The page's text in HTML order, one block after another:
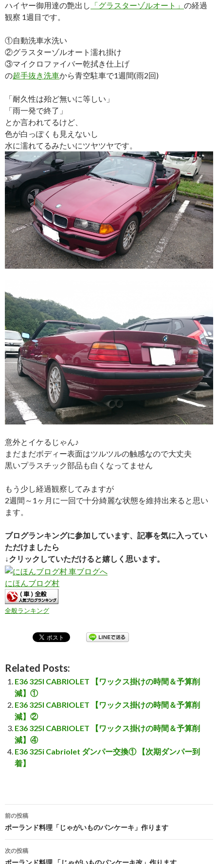
ハイヤー御用達の艶出し 「グラスターゾルオート」 の経過
観察 1週目です。
①自動洗車水洗い
②グラスターゾルオート濡れ掛け
③マイクロファイバー乾拭き仕上げ
の超手抜き洗車から青空駐車で1週間(雨2回)
「耐久性は殆ど無いに等しい」
「雨一発で終了」
とか言われてるけど、
色が白っぽくも見えないし
水に濡れてるみたいにツヤツヤです。
意外とイケるじゃん♪
まだまだボディー表面はツルツルの触感なので大丈夫
黒いプラスチック部品も白くなってません
もう少し経過観察してみますが
2週間～1ヶ月に一回で十分綺麗な状態を維持出来ると思い
ます。
ブログランキングに参加しています、記事を気に入ってい
ただけましたら
↓クリックしていただけると嬉しく思います。
にほんブログ村
全般ランキング
Related Posts:
E36 325I CABRIOLET 【ワックス掛けの時間＆予算削
減】①
E36 325I CABRIOLET 【ワックス掛けの時間＆予算削
減】②
E36 325I CABRIOLET 【ワックス掛けの時間＆予算削
減】④
E36 325i Cabriolet ダンパー交換① 【次期ダンパー到
着】
投
稿
前の投稿
ポーランド料理「じゃがいものパンケーキ」作ります
次の投稿
ポーランド料理 「じゃがいものパンケーキ改」作ります